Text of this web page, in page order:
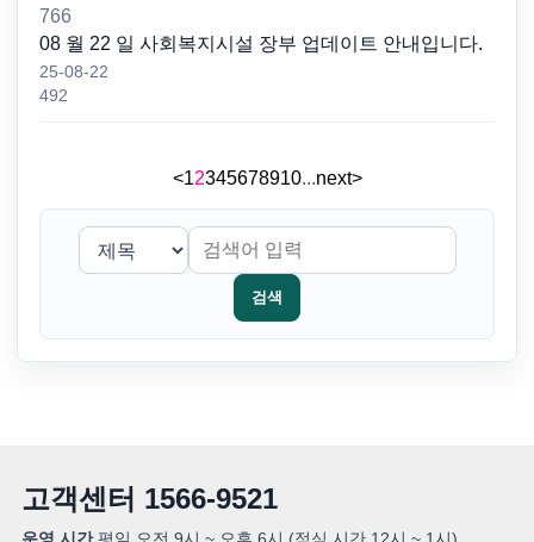
766
08 월 22 일 사회복지시설 장부 업데이트 안내입니다.
25-08-22
492
<12345678910...next>
검색
고객센터 1566-9521